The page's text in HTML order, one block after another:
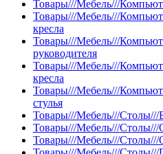
Товары///Мебель///
Товары///Мебель///
кресла
Товары///Мебель///
руководителя
Товары///Мебель///
кресла
Товары///Мебель///
стулья
Товары///Мебель///Столы///
Товары///Мебель///
Товары///Мебель///Столы///